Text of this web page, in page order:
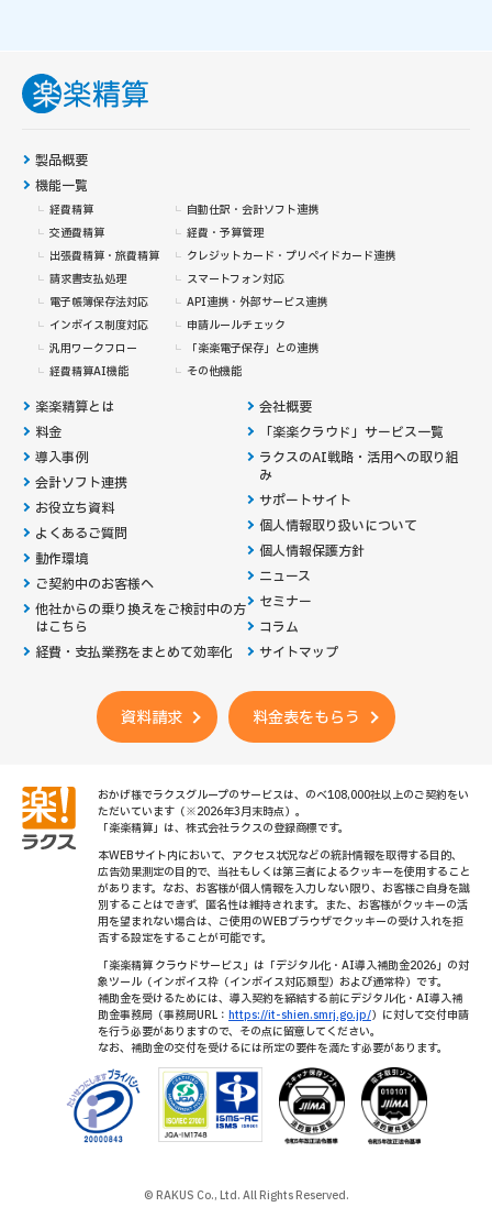
製品概要
機能一覧
経費精算
交通費精算
出張費精算・旅費精算
請求書支払処理
電子帳簿保存法対応
インボイス制度対応
汎用ワークフロー
経費精算AI機能
自動仕訳・会計ソフト連携
経費・予算管理
クレジットカード・ プリペイドカード連携
スマートフォン対応
API連携・外部サービス連携
申請ルールチェック
「楽楽電子保存」との連携
その他機能
楽楽精算とは
料金
導入事例
会計ソフト連携
お役立ち資料
よくあるご質問
動作環境
ご契約中のお客様へ
他社からの乗り換えをご検討中の方
はこちら
経費・支払業務をまとめて効率化
会社概要
「楽楽クラウド」サービス一覧
ラクスのAI戦略・活用への取り組
み
サポートサイト
個人情報取り扱いについて
個人情報保護方針
ニュース
セミナー
コラム
サイトマップ
資料請求 料金表をもらう
おかげ様でラクスグループのサービスは、のべ108,000社以上のご契約をい
ただいています（※2026年3月末時点）。
「楽楽精算」は、株式会社ラクスの登録商標です。
本WEBサイト内において、アクセス状況などの統計情報を取得する目的、
広告効果測定の目的で、当社もしくは第三者によるクッキーを使用すること
があります。なお、お客様が個人情報を入力しない限り、お客様ご自身を識
別することはできず、匿名性は維持されます。また、お客様がクッキーの活
用を望まれない場合は、ご使用のWEBブラウザでクッキーの受け入れを拒
否する設定をすることが可能です。
「楽楽精算 クラウドサービス」は「デジタル化・AI導入補助金2026」の対
象ツール（インボイス枠（インボイス対応類型）および通常枠）です。
補助金を受けるためには、導入契約を締結する前にデジタル化・AI導入補
助金事務局（事務局URL： https://it-shien.smrj.go.jp/）に対して交付申請
を行う必要がありますので、その点に留意してください。
なお、補助金の交付を受けるには所定の要件を満たす必要があります。
© RAKUS Co., Ltd. All Rights Reserved.